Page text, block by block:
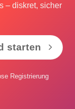
– diskret, sicher
starten
Registrierung